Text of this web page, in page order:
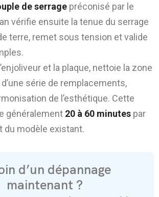
de serrage préconisé par le
vérifie ensuite la tenue du serrage
terre, remet sous tension et valide
et la plaque, nettoie la zone
série de remplacements,
de l’esthétique. Cette
généralement 20 à 60 minutes par
du modèle existant.
d’un dépannage
maintenant ?